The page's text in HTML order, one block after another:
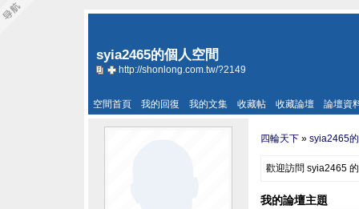
syia2465的個人空間
http://shonlong.com.tw/?2149
空間首頁 我的回復 我的文集 收藏帖 收藏論壇 論壇資
四輪天下 »syia2465
歡迎訪問 syia2465
我的論壇主題